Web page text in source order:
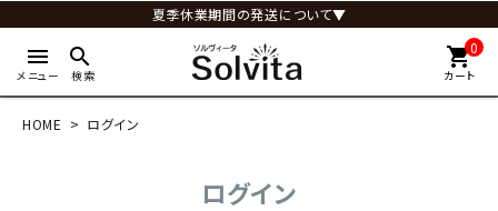
夏季休業期間の発送について▼
menu
メニュー
search
検索
0
shopping_cart
カート
HOME ログイン
ログイン